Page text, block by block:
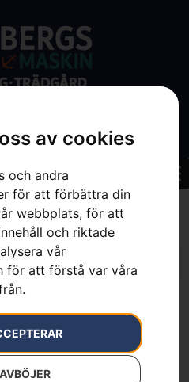
av cookies
och andra
för att förbättra din
webbplats, för att
och riktade
vår
för att förstå var våra